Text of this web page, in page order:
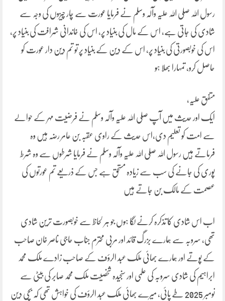
رسول اللہ صلی اللہ علیہ وآلہ وسلم نے فرمایا عورت سے چار چیزوں کی وجہ سے
شادی کی جاتی ہے، اس کے مال کی بنیاد پر، اس کی خاندانی شرافت کی بنیاد پر،
اس کی خوبصورتی کی بنیاد پر، اس کے دین کے بنیاد پر تو تم دین دار عورت کو
حاصل کرو، تمہارا بھلا ہو
متفق علیہ،
ایک اور حدیث میں آپ صلی اللہ علیہ وآلہ وسلم نے فرضیت مہر کے حوالے
سے امت کو تعلیم دی،اس حدیث کے راوی عقبہ بن عامر رضہ ہیں وہ
فرماتے ہیں رسول اللہ صلی اللہ علیہ وآلہ وسلم نے فرمایا شرطوں سے وہ شرط
پوری کی جانے کی سب سے زیادہ مستحق ہے جس کے ذریعے تم عورتوں کی
عصمت کے مالک بن جاتے ہیں
اب اس شادی کا تذکرہ کرنے لگا ہوں جو ہر لحاظ سے خوبصورت ترین شادی
تھی، سروبہ سے ہمارے بزرگ قائد اور مربی محترم جناب حاجی ناصر خان صاحب
کے پوتے اور ہمارے بھائی ملک عبد الرؤف کے صاحب زادے ملک محمد
ابراہیم کی شادی سروبہ کی علمی اور سنجیدہ شخصیت ملک محمد صابر کی بیٹی سے
نومبر 2025 طے پائی، میرے بھائی ملک عبد الرؤف کی خواہش تھی کہ بچی دین